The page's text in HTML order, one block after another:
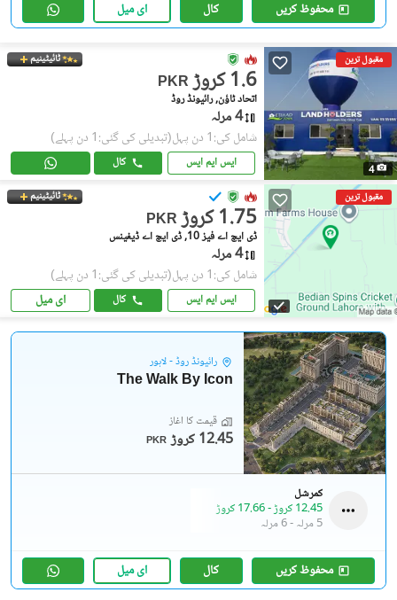
محفوظ کریں کال ای میل
مقبول ترین
4
ٹائیٹینیم
PKR 1.6 کروڑ
اتحاد ٹاؤن, رائیونڈ روڈ
4 مرلہ
شامل کی:1 دن پہل (تبدیلی کی گئی:1 دن پہلے)
ایس ایم ایس کال
مقبول ترین ٹائیٹینیم
PKR 1.75 کروڑ
ڈی ایچ اے فیز 10, ڈی ایچ اے ڈیفینس
4 مرلہ
شامل کی:1 دن پہل (تبدیلی کی گئی:1 دن پہلے)
ایس ایم ایس کال ای میل
رائیونڈ روڈ - لاہور
The Walk By Icon
قیمت کا آغاز
PKR 12.45 کروڑ
کمرشل
12.45 کروڑ
-17.66 کروڑ
5 مرلہ
-6 مرلہ
محفوظ کریں کال ای میل